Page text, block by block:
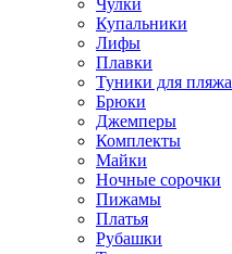
Купальники
Лифы
Плавки
Туники для пляжа
Брюки
Джемперы
Комплекты
Майки
Ночные сорочки
Пижамы
Платья
Рубашки